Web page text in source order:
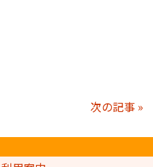
次の記事 »